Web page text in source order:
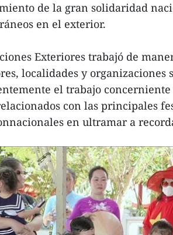
de la gran solidaridad
en el exterior.
Exteriores trabajó de
localidades y organizaciones
el trabajo concerniente
con las principales
en ultramar a